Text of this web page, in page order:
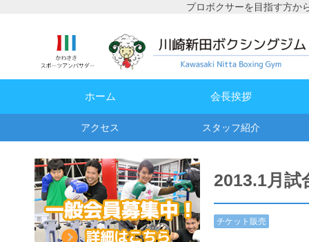
プロボクサーを目指す方か
ホーム 会長挨拶
アクセス スタッフ紹介
2013.1月試
チケット販売